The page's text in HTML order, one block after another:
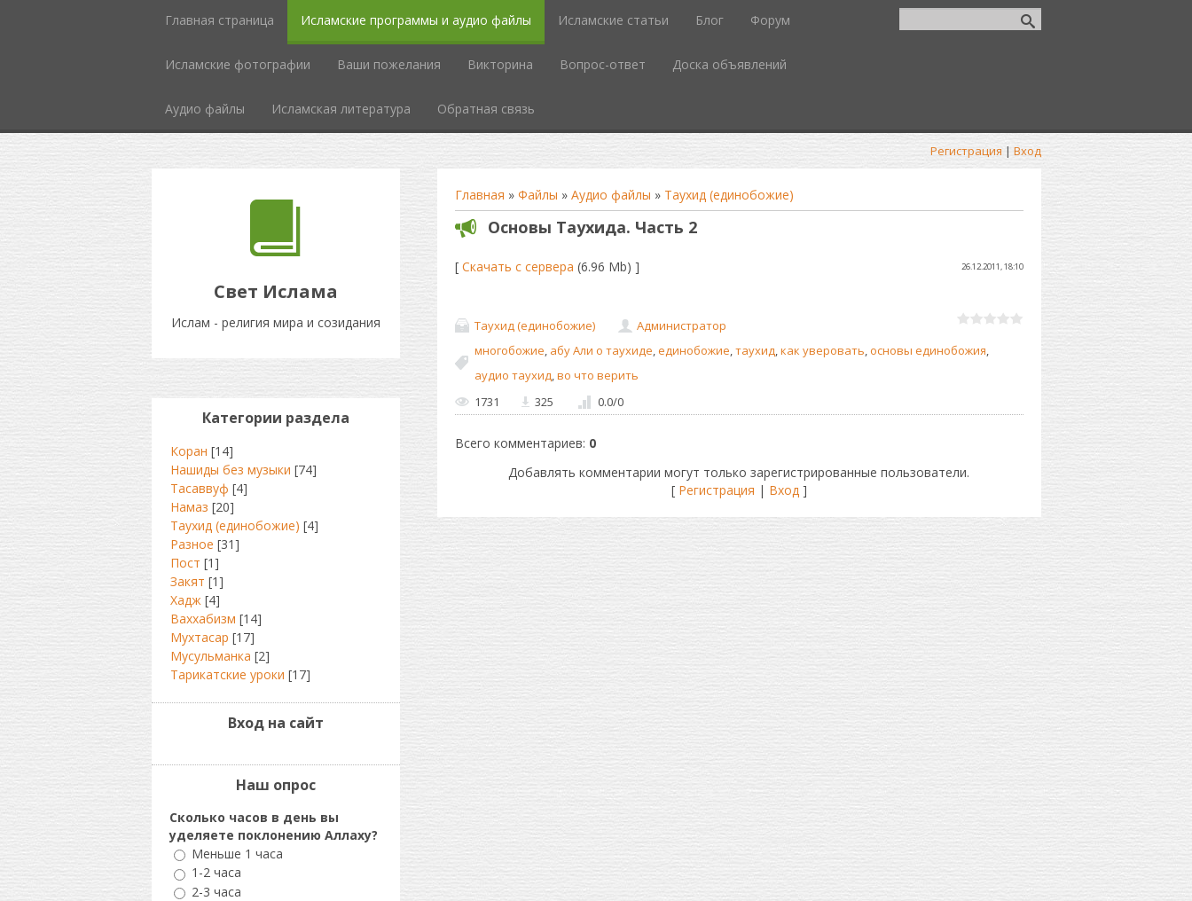
Главная страница Исламские программы и аудио файлы Исламские статьи Блог Форум
Исламcкие фотографии Ваши пожелания Викторина Вопрос-ответ Доска объявлений
Аудио файлы Исламская литература Обратная связь
Регистрация | Вход
Свет Ислама
Ислам - религия мира и созидания
Главная » Файлы » Аудио файлы » Таухид (единобожие)
Основы Таухида. Часть 2
[ Скачать с сервера (6.96 Mb) ] 26.12.2011, 18:10
Таухид (единобожие)
Администратор
многобожие абу Али о таухиде единобожие таухид как уверовать основы единобожия
аудио таухид во что верить
1731
325 0.0/0
Всего комментариев: 0
Добавлять комментарии могут только зарегистрированные пользователи.
[ Регистрация | Вход]
Категории раздела
Коран [14]
Нашиды без музыки [74]
Тасаввуф [4]
Намаз [20]
Таухид (единобожие) [4]
Разное [31]
Пост [1]
Закят [1]
Хадж [4]
Ваххабизм [14]
Мухтасар [17]
Мусульманка [2]
Тарикатские уроки [17]
Вход на сайт
Наш опрос
Сколько часов в день вы
уделяете поклонению Аллаху?
Меньше 1 часа
1-2 часа
2-3 часа